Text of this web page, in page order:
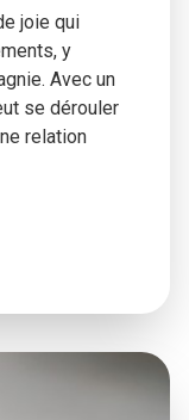
joie qui
y
Avec un
se dérouler
relation